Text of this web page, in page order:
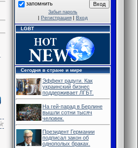
запомнить
Забыл пароль
| Регистрация | Вход
LGBT
Сегодня в стране и мире
Эффект радуги. Как
украинский бизнес
поддерживает ЛГБТ.
На гей-парад в Берлине
вышли сотни тысяч
человек.
Президент Германии
подписал закон об
однополых браках.